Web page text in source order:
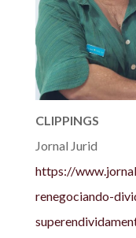
CLIPPINGS
Jornal Jurid
https://
renegociando-